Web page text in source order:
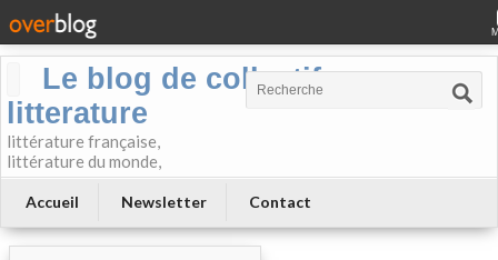
Le blog de collectif-
litterature
littérature française,
littérature du monde,
Accueil Newsletter Contact